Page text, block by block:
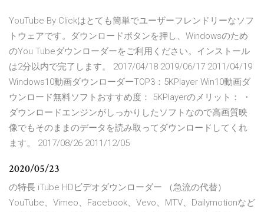
YouTube By Clickはとても簡単でユーザーフレンドリーなソフ
トウェアです。ダウンロードボタンを押し、Windowsのため
のYou Tubeダウンローダーをご利用ください。インストール
は2分以内で完了します。 2017/04/18 2019/06/17 2011/04/19
Windows10動画ダウンローダーTOP3：5KPlayer Win10動画ダ
ウンロード無料ソフトおすすめ度： 5KPlayerのメリット： ・
ダウンロードエンジンがしっかりしたソフトなので高画質映
像でもそのままのデータを読み取ってダウンロードしてくれ
ます。 2017/08/26 2011/12/05
2020/05/23
の特長 iTube HDビデオダウンローダー （急流の代替）
YouTube、Vimeo、Facebook、Vevo、MTV、Dailymotionなど